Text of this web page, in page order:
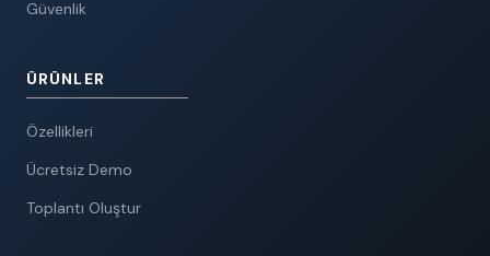
Güvenlik
ÜRÜNLER
Özellikleri
Ücretsiz Demo
Toplantı Oluştur